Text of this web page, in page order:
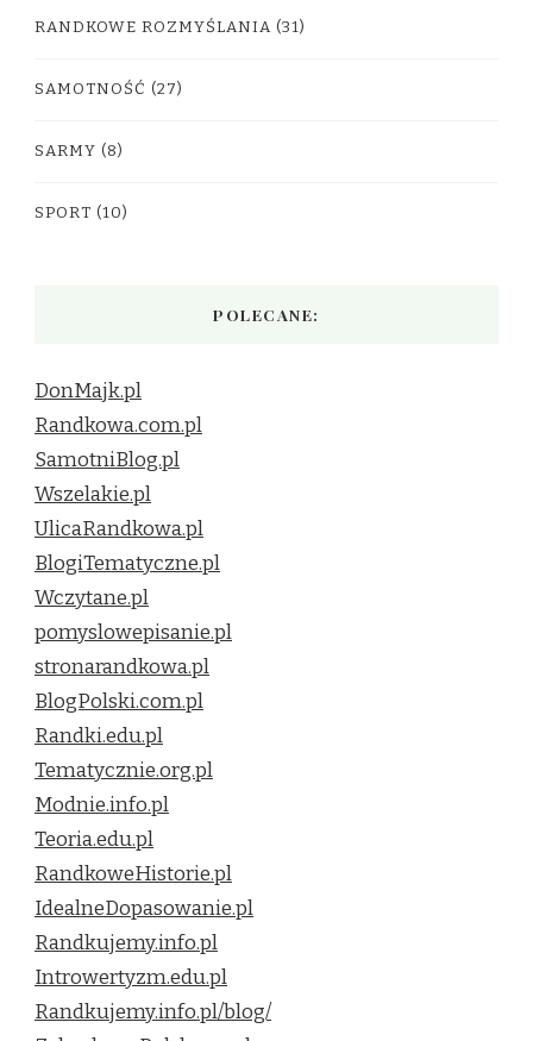
RANDKOWE ROZMYŚLANIA (31)
SAMOTNOŚĆ (27)
SARMY (8)
SPORT (10)
POLECANE:
DonMajk.pl
Randkowa.com.pl
SamotniBlog.pl
Wszelakie.pl
UlicaRandkowa.pl
BlogiTematyczne.pl
Wczytane.pl
pomyslowepisanie.pl
stronarandkowa.pl
BlogPolski.com.pl
Randki.edu.pl
Tematycznie.org.pl
Modnie.info.pl
Teoria.edu.pl
RandkoweHistorie.pl
IdealneDopasowanie.pl
Randkujemy.info.pl
Introwertyzm.edu.pl
Randkujemy.info.pl/blog/